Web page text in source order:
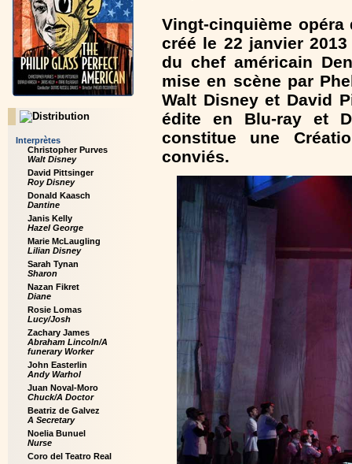
Interprètes
Christopher Purves
Walt Disney
David Pittsinger
Roy Disney
Donald Kaasch
Dantine
Janis Kelly
Hazel George
Marie McLaugling
Lilian Disney
Sarah Tynan
Sharon
Nazan Fikret
Diane
Rosie Lomas
Lucy/Josh
Zachary James
Abraham Lincoln/A
funerary Worker
John Easterlin
Andy Warhol
Juan Noval-Moro
Chuck/A Doctor
Beatriz de Galvez
A Secretary
Noelia Bunuel
Nurse
Coro del Teatro Real
Vingt-cinquième
créé le 22 janvier
du chef américain
mise en scène par
Walt Disney et David
édite en Blu-ray et
constitue une
conviés.